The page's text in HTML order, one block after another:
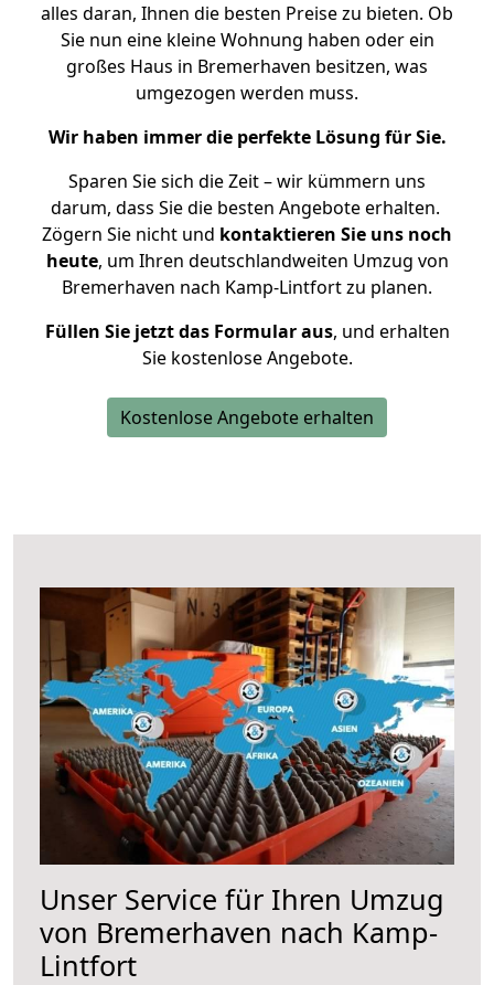
alles daran, Ihnen die besten Preise zu bieten. Ob
Sie nun eine kleine Wohnung haben oder ein
großes Haus in Bremerhaven besitzen, was
umgezogen werden muss.
Wir haben immer die perfekte Lösung für Sie.
Sparen Sie sich die Zeit – wir kümmern uns
darum, dass Sie die besten Angebote erhalten.
Zögern Sie nicht und kontaktieren Sie uns noch
heute, um Ihren deutschlandweiten Umzug von
Bremerhaven nach Kamp-Lintfort zu planen.
Füllen Sie jetzt das Formular aus, und erhalten
Sie kostenlose Angebote.
Kostenlose Angebote erhalten
Unser Service für Ihren Umzug
von Bremerhaven nach Kamp-
Lintfort